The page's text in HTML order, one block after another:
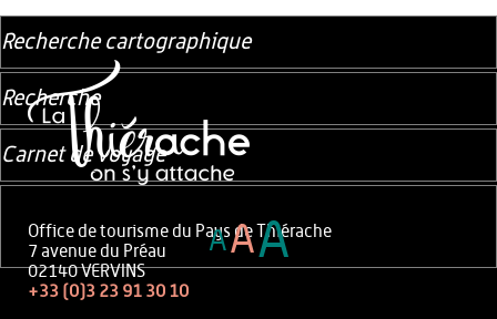
Office de tourisme du Pays de Thiérache
7 avenue du Préau
02140 VERVINS
+33 (0)3 23 91 30 10
Recherche cartographique
Recherche
Carnet de voyage
AAA